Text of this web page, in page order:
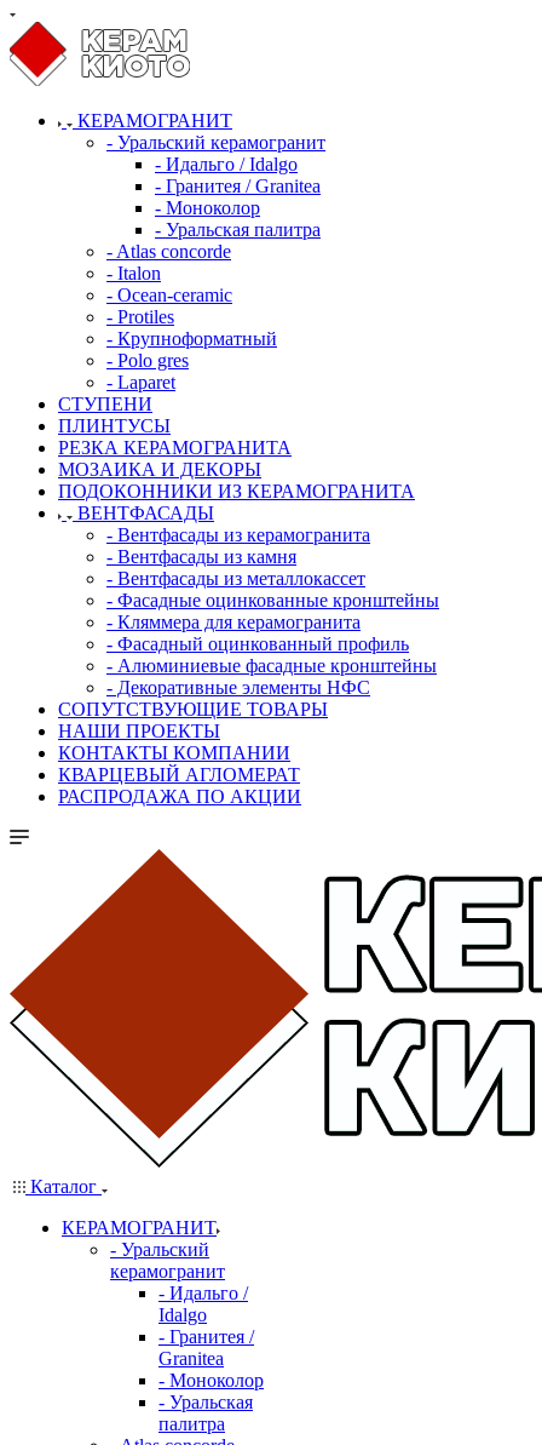
КЕРАМОГРАНИТ
- Уральский керамогранит
- Идальго / Idalgo
- Гранитея / Granitea
- Моноколор
- Уральская палитра
- Atlas concorde
- Italon
- Ocean-ceramic
- Protiles
- Крупноформатный
- Polo gres
- Laparet
СТУПЕНИ
ПЛИНТУСЫ
РЕЗКА КЕРАМОГРАНИТА
МОЗАИКА И ДЕКОРЫ
ПОДОКОННИКИ ИЗ КЕРАМОГРАНИТА
ВЕНТФАСАДЫ
- Вентфасады из керамогранита
- Вентфасады из камня
- Вентфасады из металлокассет
- Фасадные оцинкованные кронштейны
- Кляммера для керамогранита
- Фасадный оцинкованный профиль
- Алюминиевые фасадные кронштейны
- Декоративные элементы НФС
СОПУТСТВУЮЩИЕ ТОВАРЫ
НАШИ ПРОЕКТЫ
КОНТАКТЫ КОМПАНИИ
КВАРЦЕВЫЙ АГЛОМЕРАТ
РАСПРОДАЖА ПО АКЦИИ
Каталог
КЕРАМОГРАНИТ
- Уральский
керамогранит
- Идальго /
Idalgo
- Гранитея /
Granitea
- Моноколор
- Уральская
палитра